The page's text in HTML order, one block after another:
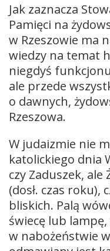
Jak zaznacza
Pamięci na
w Rzeszowie ma
wiedzy na temat
niegdyś
ale przede
o dawnych,
Rzeszowa.
W judaizmie nie
katolickiego dnia
czy Zaduszek,
(dosł. czas roku),
bliskich. Palą
świecę lub
w nabożeństwie